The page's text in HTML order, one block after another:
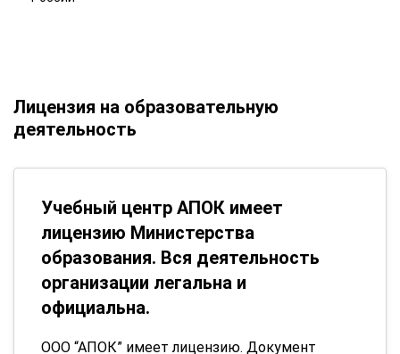
Лицензия на образовательную
деятельность
Учебный центр АПОК имеет
лицензию Министерства
образования. Вся деятельность
организации легальна и
официальна.
ООО “АПОК” имеет лицензию. Документ